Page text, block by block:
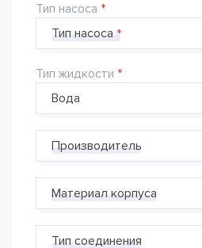
Тип насоса
Тип насоса
Тип жидкости
Производитель
Материал корпуса
Тип соединения